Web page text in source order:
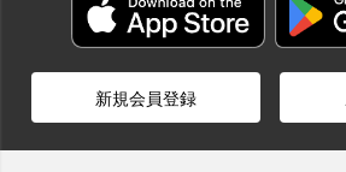
新規会員登録